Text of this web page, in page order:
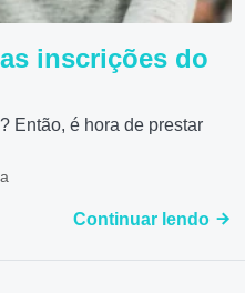
inscrições do
Então, é hora de prestar
Continuar lendo